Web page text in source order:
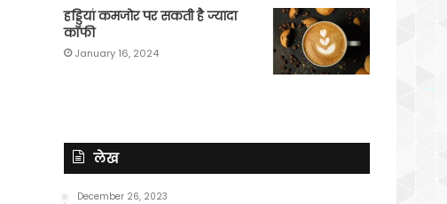
हड्डियां कमजोर पर सकती है ज्यादा
कॉफी
January 16, 2024
लेख
December 26, 2023